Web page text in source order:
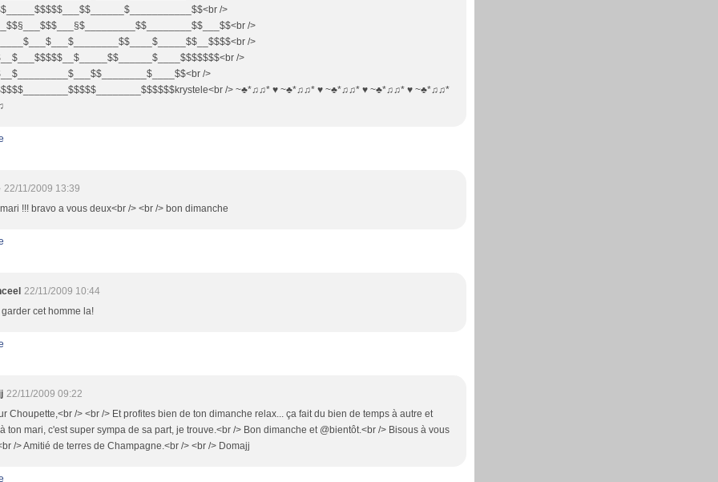
/>
/>
/>
/>
/>
/> ~♣*♫♫* ♥ ~♣*♫♫* ♥ ~♣*♫♫* ♥ ~♣*♫♫* ♥ ~♣*♫♫*
22/11/2009 13:39
!!! bravo a vous deux<br /> <br /> bon dimanche
22/11/2009 10:44
cet homme la!
22/11/2009 09:22
Choupette,<br /> <br /> Et profites bien de ton dimanche relax... ça fait du bien de temps à autre et
ton mari, c'est super sympa de sa part, je trouve.<br /> Bon dimanche et @bientôt.<br /> Bisous à vous
/> Amitié de terres de Champagne.<br /> <br /> Domajj